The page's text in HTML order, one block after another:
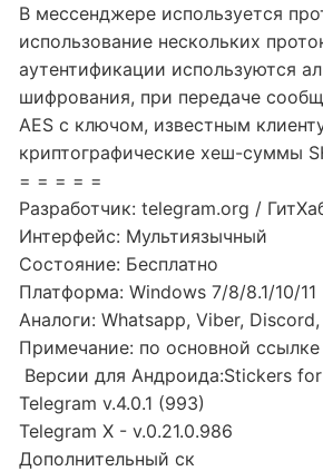
В мессенджере используется
использование нескольких
аутентификации используются
шифрования, при передаче
AES с ключом, известным
криптографические хеш-суммы
= = = = =
Разработчик: telegram.org /
Интерфейс: Мультиязычный
Состояние: Бесплатно
Платформа: Windows 7/8/8.1/10/11
Аналоги: Whatsapp, Viber,
Примечание: по основной
Версии для Андроида:Stickers for
Telegram v.4.0.1 (993)
Telegram X - v.0.21.0.986
Дополнительный ск